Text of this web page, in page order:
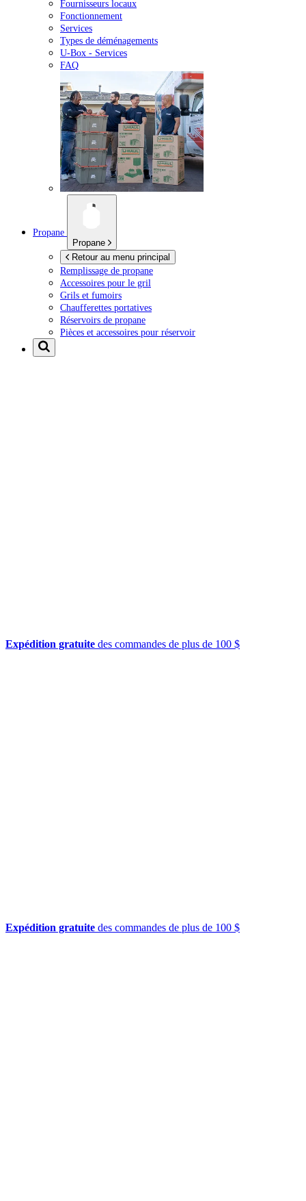
Fournisseurs locaux
Fonctionnement
Services
Types de déménagements
U-Box - Services
FAQ
Propane
Propane
Retour au menu principal
Remplissage de propane
Accessoires pour le gril
Grils et fumoirs
Chaufferettes portatives
Réservoirs de propane
Pièces et accessoires pour réservoir
Expédition gratuite des commandes de plus de 100 $
Expédition gratuite des commandes de plus de 100 $